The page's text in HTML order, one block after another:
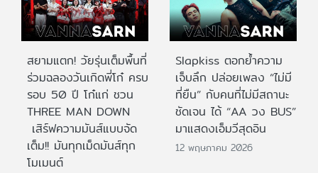
สยามแตก! วัยรุ่นเต็มพื้นที่
ร่วมฉลองวันเกิดพี่โก๋ ครบ
รอบ 50 ปี โก๋แก่ ชวน
THREE MAN DOWN
เสิร์ฟความมันส์แบบจัด
เต็ม!! มันทุกเม็ดมันส์ทุก
โมเมนต์
Slapkiss ตอกย้ำความ
เจ็บลึก ปล่อยเพลง “ไม่มี
ที่ยืน” กับคนที่ไม่มีสถานะ
ชัดเจน ได้ “AA วง BUS”
มาแสดงเอ็มวีสุดอิน
12 พฤษภาคม 2026